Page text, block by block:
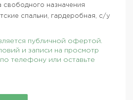
свободного назначения
спальни, гардеробная, с/у
публичной офертой.
и записи на просмотр
телефону или оставьте